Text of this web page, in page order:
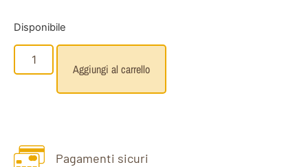
Disponibile
Aggiungi al carrello
Pagamenti sicuri